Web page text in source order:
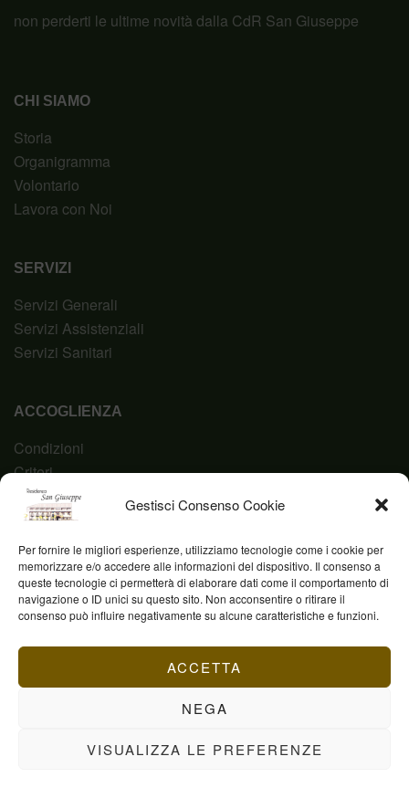
Gestisci Consenso Cookie
Per fornire le migliori esperienze, utilizziamo tecnologie come i cookie per
memorizzare e/o accedere alle informazioni del dispositivo. Il consenso a
queste tecnologie ci permetterà di elaborare dati come il comportamento di
navigazione o ID unici su questo sito. Non acconsentire o ritirare il
consenso può influire negativamente su alcune caratteristiche e funzioni.
ACCETTA
NEGA
VISUALIZZA LE PREFERENZE
CHI SIAMO
Storia
Organigramma
Volontario
Lavora con Noi
SERVIZI
Servizi Generali
Servizi Assistenziali
Servizi Sanitari
ACCOGLIENZA
Condizioni
Criteri
Domanda
Codice Etico
non perderti le ultime novità dalla CdR San Giuseppe
Fond. Casa San Giuseppe ETS © 2023 | P.IVA